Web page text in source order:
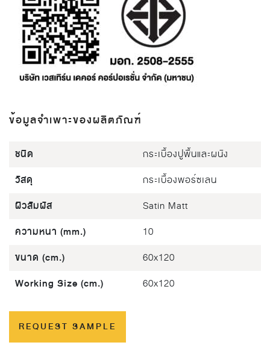
ข้อมูลจำเพาะของผลิตภัณฑ์
ชนิด กระเบื้องปูพื้นและผนัง
วัสดุ กระเบื้องพอร์ซเลน
ผิวสัมผัส Satin Matt
ความหนา (mm.) 10
ขนาด (cm.) 60x120
Working Size (cm.) 60x120
REQUEST SAMPLE